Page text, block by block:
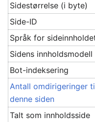
Sidestørrelse (i byte)
Side-ID
Språk for
Sidens innholdsmodell
Bot-indeksering
Antall omdirigeringer
denne siden
Talt som innholdsside